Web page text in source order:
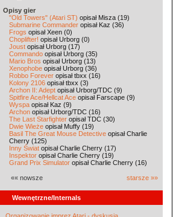
Opisy gier
"Old Towers" (Atari ST) opisał Misza (19)
Submarine Commander opisał Kaz (36)
Frogs opisał Xeen (0)
Choplifter! opisał Urborg (0)
Joust opisał Urborg (17)
Commando opisał Urborg (35)
Mario Bros opisał Urborg (13)
Xenophobe opisał Urborg (36)
Robbo Forever opisał tbxx (16)
Kolony 2106 opisał tbxx (3)
Archon II: Adept opisał Urborg/TDC (9)
Spitfire Ace/Hellcat Ace opisał Farscape (9)
Wyspa opisał Kaz (9)
Archon opisał Urborg/TDC (16)
The Last Starfighter opisał TDC (30)
Dwie Wieże opisał Muffy (19)
Basil The Great Mouse Detective opisał Charlie
Cherry (125)
Inny Świat opisał Charlie Cherry (17)
Inspektor opisał Charlie Cherry (19)
Grand Prix Simulator opisał Charlie Cherry (16)
«« nowsze starsze »»
Wewnętrzne/Internals